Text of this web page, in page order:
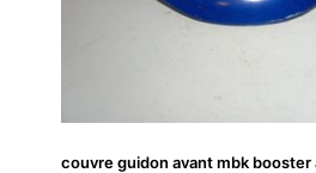
couvre guidon avant mbk booster